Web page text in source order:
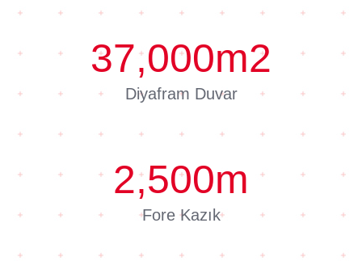
37,000m2
Diyafram Duvar
2,500m
Fore Kazık